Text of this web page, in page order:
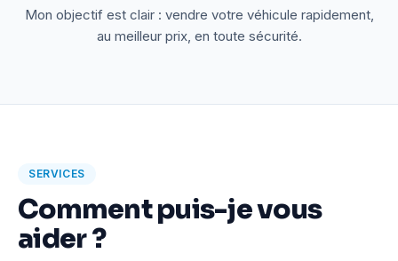
Mon objectif est clair : vendre votre véhicule rapidement,
au meilleur prix, en toute sécurité.
SERVICES
Comment puis-je vous
aider ?